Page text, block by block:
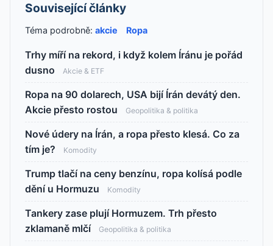
Související články
Téma podrobně: akcie Ropa
Trhy míří na rekord, i když kolem Íránu je pořád
dusno
Akcie & ETF
Ropa na 90 dolarech, USA bijí Írán devátý den.
Akcie přesto rostou
Geopolitika & politika
Nové údery na Írán, a ropa přesto klesá. Co za
tím je?
Komodity
Trump tlačí na ceny benzínu, ropa kolísá podle
dění u Hormuzu
Komodity
Tankery zase plují Hormuzem. Trh přesto
zklamaně mlčí
Geopolitika & politika